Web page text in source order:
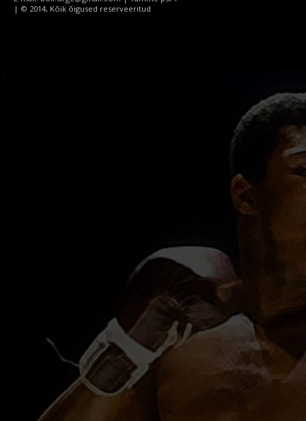
| © 2014, Kõik õigused reserveeritud